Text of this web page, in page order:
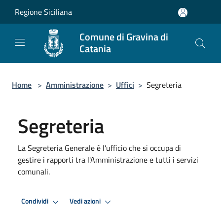
Regione Siciliana
Comune di Gravina di
Catania
Home > Amministrazione > Uffici > Segreteria
Segreteria
La Segreteria Generale è l'ufficio che si occupa di
gestire i rapporti tra l'Amministrazione e tutti i servizi
comunali.
Condividi Vedi azioni